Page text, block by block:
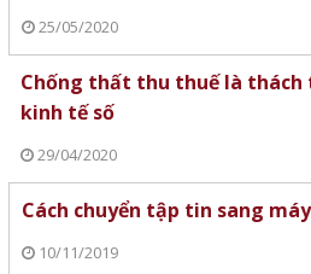
25/05/2020
Chống thất thu thuế là thách
kinh tế số
29/04/2020
Cách chuyển tập tin sang
10/11/2019